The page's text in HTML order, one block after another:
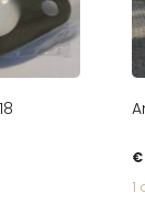
€
1